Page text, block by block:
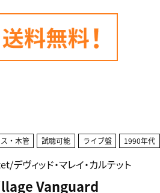
・木管 試聴可能 ライブ盤 1990年代
ヴィッド・マレイ・カルテット
Vanguard